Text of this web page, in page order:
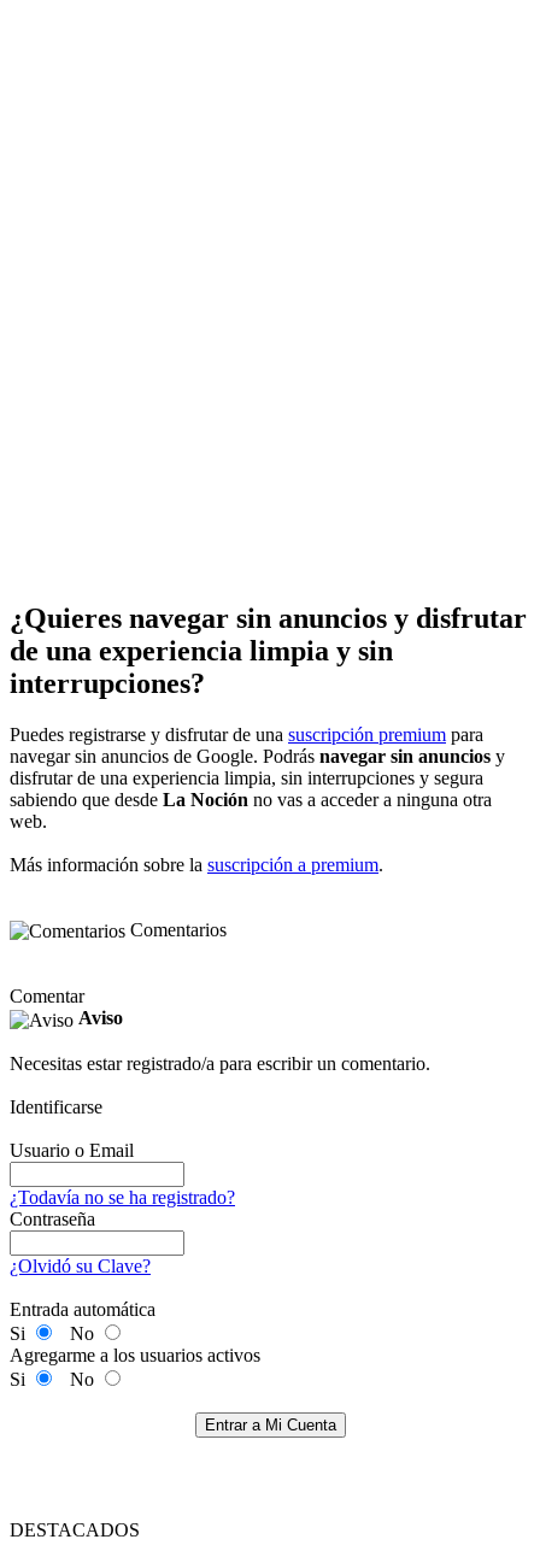
¿Quieres navegar sin anuncios y disfrutar
de una experiencia limpia y sin
interrupciones?
Puedes registrarse y disfrutar de una suscripción premium para
navegar sin anuncios de Google. Podrás navegar sin anuncios y
disfrutar de una experiencia limpia, sin interrupciones y segura
sabiendo que desde La Noción no vas a acceder a ninguna otra
web.
Más información sobre la suscripción a premium.
Comentarios
Comentar
Aviso
Necesitas estar registrado/a para escribir un comentario.
Identificarse
Usuario o Email
¿Todavía no se ha registrado?
Contraseña
¿Olvidó su Clave?
Entrada automática
Si
No
Agregarme a los usuarios activos
Si
No
Entrar a Mi Cuenta
DESTACADOS